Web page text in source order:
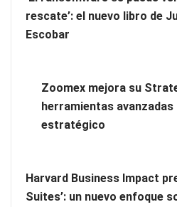
Vegadeo, el secreto mejor
descansar en plena naturaleza
rescate’: el nuevo libro de
Escobar
Zoomex mejora su
herramientas
estratégico
Harvard Business Impact
Suites’: un nuevo enfoque